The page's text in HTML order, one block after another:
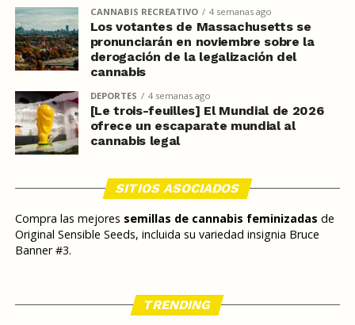
CANNABIS RECREATIVO 4 semanas ago
Los votantes de Massachusetts se
pronunciarán en noviembre sobre la
derogación de la legalización del
cannabis
DEPORTES 4 semanas ago
[Le trois-feuilles] El Mundial de 2026
ofrece un escaparate mundial al
cannabis legal
SITIOS ASOCIADOS
Compra las mejores semillas de cannabis feminizadas de
Original Sensible Seeds, incluida su variedad insignia Bruce
Banner #3.
TRENDING